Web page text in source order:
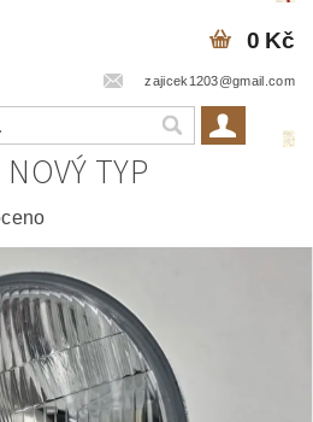
zajicek1203@gmail.com
0 Kč
TYP